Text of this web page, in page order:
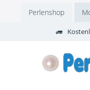
Perlenshop